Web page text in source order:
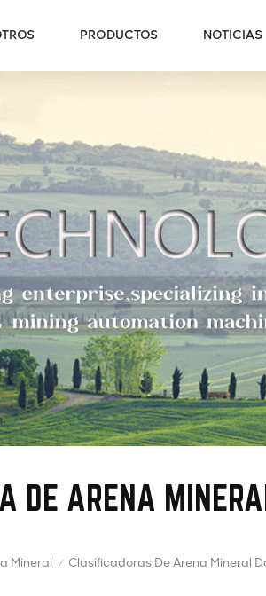
PRODUCTOS NOTICIAS
DE ARENA
Mineral / Clasificadoras De Arena Mineral